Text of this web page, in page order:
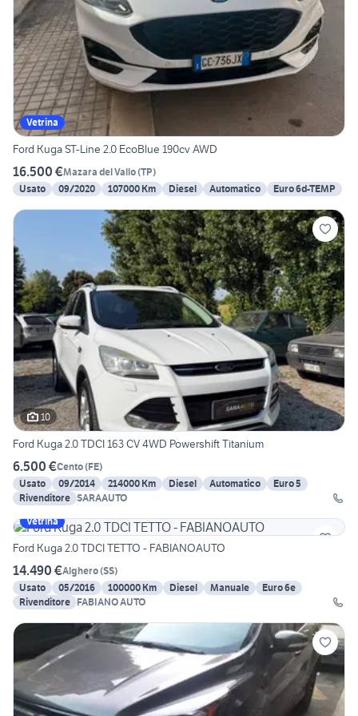
Vetrina
Ford Kuga ST-Line 2.0 EcoBlue 190cv AWD
16.500 €Mazara del Vallo(TP)
Usato
09/2020 107000 Km Diesel Automatico Euro 6d-TEMP
10
Ford Kuga 2.0 TDCI 163 CV 4WD Powershift Titanium
6.500 €Cento(FE)
Usato
09/2014 214000 Km Diesel Automatico
Euro 5
Rivenditore SARAAUTO
Vetrina
Ford Kuga 2.0 TDCI TETTO - FABIANOAUTO
14.490 €Alghero(SS)
Usato
05/2016 100000 Km Diesel Manuale
Euro 6e
Rivenditore FABIANO AUTO